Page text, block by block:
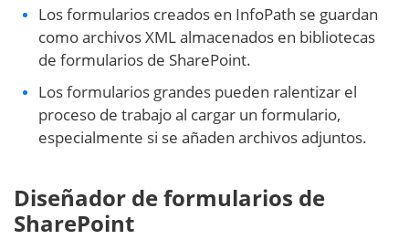
Los formularios creados en InfoPath se guardan
como archivos XML almacenados en bibliotecas
de formularios de SharePoint.
Los formularios grandes pueden ralentizar el
proceso de trabajo al cargar un formulario,
especialmente si se añaden archivos adjuntos.
Diseñador de formularios de
SharePoint